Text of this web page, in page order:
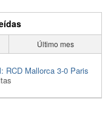
Último mes
RCD Mallorca 3-0 Paris